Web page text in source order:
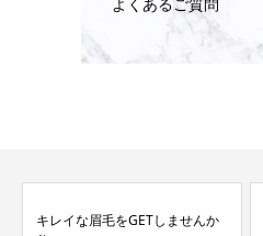
よくあるご質問